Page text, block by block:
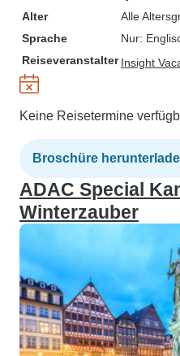
Alter
Alle
Sprache
Nur:
Reiseveranstalter Insight
Keine Reisetermine
Broschüre
ADAC Special
Winterzauber